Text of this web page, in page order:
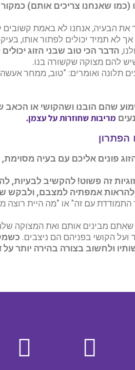
(כמו שאנחנו צריכים אותם)
את הבעיה, אנחנו לא באמת קשובים
לא תמיד יכולים לפתור אותו,
הדבר הכי טוב שבני הזוג
להם מצוקה שקשורה בנו.
תלונה ואומרים: "טוב, ממחר
שהם הובנו ושהקושי או הכאב
מריבות שחוזרות על עצמן.
פונים אליכם עם בעיה
זה פשוט! להקשיב לבעיות,
אמפתיה למצבם, ולבקש
התמודדת עם זה" או "מה היית רוצה
שאתם מבינים אותם ואת המצוקה
ועל הקושי בפניהם הם ניצבים.
ולחשוב בצורה בהירה יותר